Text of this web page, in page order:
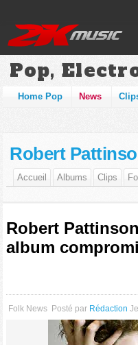
Pop,
Home Pop News
Robert
Accueil Albums Clips
Robert
album
Folk News Posté par Rédaction